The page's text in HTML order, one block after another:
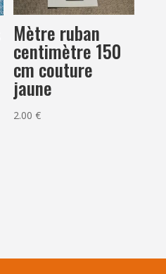
Mètre ruban
centimètre 150
cm couture
jaune
2.00€